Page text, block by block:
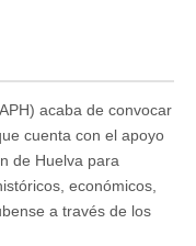
acaba de convocar
cuenta con el apoyo
de Huelva para
económicos,
a través de los